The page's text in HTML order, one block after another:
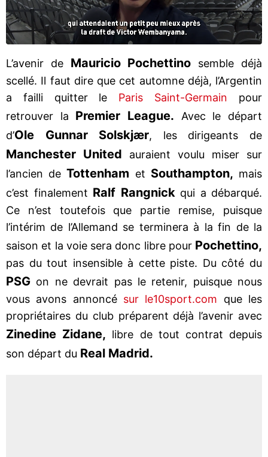
L’avenir de Mauricio Pochettino semble déjà
scellé. Il faut dire que cet automne déjà, l’Argentin
a failli quitter le Paris Saint-Germain pour
retrouver la Premier League. Avec le départ
d’Ole Gunnar Solskjær, les dirigeants de
Manchester United auraient voulu miser sur
l’ancien deTottenham et Southampton, mais
c’est finalement Ralf Rangnick qui a débarqué.
Ce n’est toutefois que partie remise, puisque
l’intérim de l’Allemand se terminera à la fin de la
saison et la voie sera donc libre pour Pochettino,
pas du tout insensible à cette piste. Du côté du
PSG on ne devrait pas le retenir, puisque nous
vous avons annoncé sur le10sport.com que les
propriétaires du club préparent déjà l’avenir avec
Zinedine Zidane, libre de tout contrat depuis
son départ du Real Madrid.